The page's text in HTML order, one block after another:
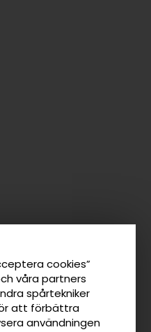
cookies”
våra partners
spårtekniker
att förbättra
användningen